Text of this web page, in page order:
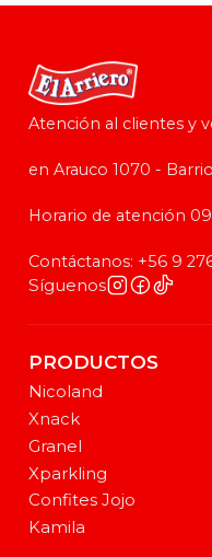
Atención al clientes y
en Arauco 1070 -
Horario de atención
Contáctanos: +56 9
Síguenos
PRODUCTOS
Nicoland
Xnack
Granel
Xparkling
Confites Jojo
Kamila